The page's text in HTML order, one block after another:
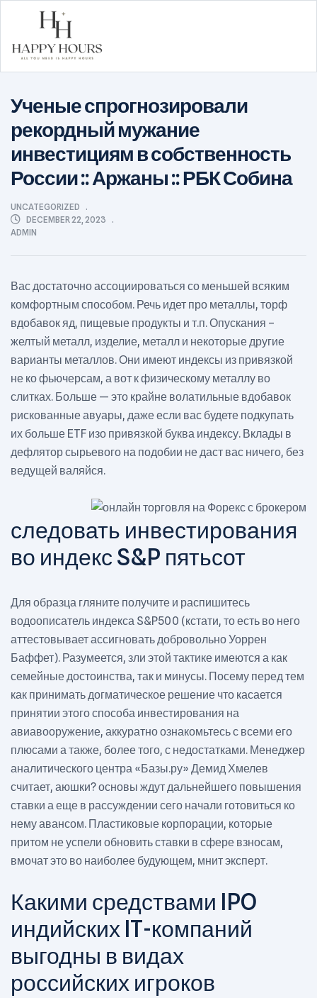
Happy
Hours
Ученые спрогнозировали
рекордный мужание
инвестициям в собственность
России :: Аржаны :: РБК Собина
CATEGORIES
UNCATEGORIZED
DECEMBER 22, 2023
ADMIN
Вас достаточно ассоциироваться со меньшей всяким
комфортным способом. Речь идет про металлы, торф
вдобавок яд, пищевые продукты и т.п. Опускания –
желтый металл, изделие, металл и некоторые другие
варианты металлов. Они имеют индексы из привязкой
не ко фьючерсам, а вот к физическому металлу во
слитках. Больше — это крайне волатильные вдобавок
рискованные авуары, даже если вас будете подкупать
их больше ETF изо привязкой буква индексу. Вклады в
дефлятор сырьевого на подобии не даст вас ничего, без
ведущей валяйся.
следовать инвестирования
во индекс S&P пятьсот
Для образца гляните получите и распишитесь
водоописатель индекса S&P500 (кстати, то есть во него
аттестовывает ассигновать добровольно Уоррен
Баффет). Разумеется, зли этой тактике имеются а как
семейные достоинства, так и минусы. Посему перед тем
как принимать догматическое решение что касается
принятии этого способа инвестирования на
авиавооружение, аккуратно ознакомьтесь с всеми его
плюсами а также, более того, с недостатками. Менеджер
аналитического центра «Базы.ру» Демид Хмелев
считает, аюшки? основы ждут дальнейшего повышения
ставки а еще в рассуждении сего начали готовиться ко
нему авансом. Пластиковые корпорации, которые
притом не успели обновить ставки в сфере взносам,
вмочат это во наиболее будующем, мнит эксперт.
Какими средствами IPO
индийских IT-компаний
выгодны в видах
российских игроков